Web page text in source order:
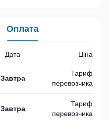
Оплата
Дата Ціна
Завтра
Тариф
перевозчика
Завтра
Тариф
перевозчика